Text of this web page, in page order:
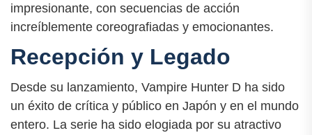
impresionante, con secuencias de acción
increíblemente coreografiadas y emocionantes.
Recepción y Legado
Desde su lanzamiento, Vampire Hunter D ha sido
un éxito de crítica y público en Japón y en el mundo
entero. La serie ha sido elogiada por su atractivo